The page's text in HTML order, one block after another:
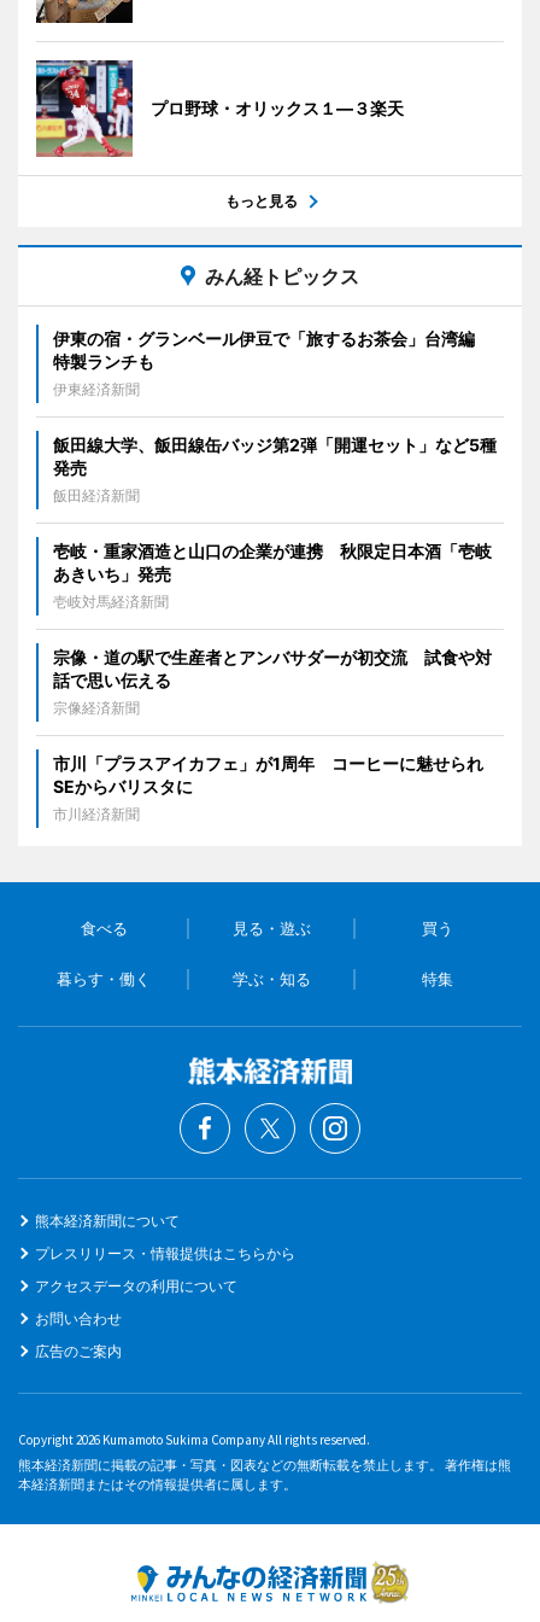
プロ野球・オリックス１―３楽天
もっと見る
みん経トピックス
伊東の宿・グランベール伊豆で「旅するお茶会」台湾編
特製ランチも
伊東経済新聞
飯田線大学、飯田線缶バッジ第2弾「開運セット」など5種
発売
飯田経済新聞
壱岐・重家酒造と山口の企業が連携 秋限定日本酒「壱岐
あきいち」発売
壱岐対馬経済新聞
宗像・道の駅で生産者とアンバサダーが初交流 試食や対
話で思い伝える
宗像経済新聞
市川「プラスアイカフェ」が1周年 コーヒーに魅せられ
SEからバリスタに
市川経済新聞
食べる 見る・遊ぶ 買う
暮らす・働く 学ぶ・知る 特集
熊本経済新聞について
プレスリリース・情報提供はこちらから
アクセスデータの利用について
お問い合わせ
広告のご案内
Copyright 2026 Kumamoto Sukima Company All rights reserved.
熊本経済新聞に掲載の記事・写真・図表などの無断転載を禁止します。 著作権は熊
本経済新聞またはその情報提供者に属します。